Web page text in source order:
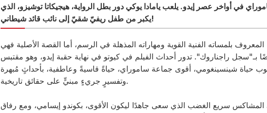
في أواخر عصر إيدو. يلعب يامادا يوكي دور بطل الرواية، هيجيكاتا توشيزو، الذي
يكبر من طفل ريفيّ شقيّ إلى نائب قائد شيطاني!
بلمساته الفنية القوية ومهاراته المذهلة في الرسم، أما القصة الأصلية فهي
بـ"سجل راجناروك". تدور أحداث الفيلم في كيوتو في نهاية حقبة إيدو، وهو مقتبس
شينسينغومي، أقوى جماعة ساموراي، حياةً قاسيةً وعاطفية، بأحداثٍ مُبهرة
وتفسيرٍ جريءٍ مبنيٍّ على حقائق تاريخية.
المشاكس سريع الغضب الذي سعى جاهدًا ليكون الأقوى، بكوندو إيسامي، ومع رفاق